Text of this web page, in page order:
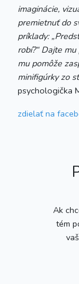
imaginácie,
premietnuť do
príklady:
robí?“ Dajte
mu pomôže
minifigúrky zo
psychologička
zdielať na
Ak
tém